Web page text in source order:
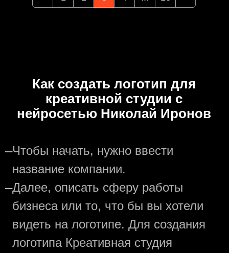
Как создать логотип для
креативной студии с
нейросетью Николай Иронов
—Чтобы начать, нужно ввести
название компании.
—Далее, описать сферу работы
бизнеса или то, что бы вы хотели
видеть на логотипе. Для создания
логотипа Креативная студия